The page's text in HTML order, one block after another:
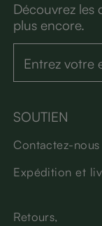
Découvrez les
plus encore.
SOUTIEN
Contactez-nous
Expédition et
Retours,